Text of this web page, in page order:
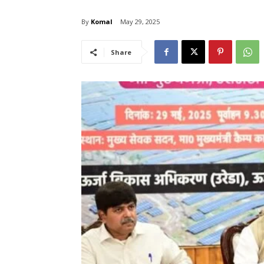
By Komal May 29, 2025
Share